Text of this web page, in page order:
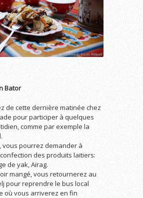
Bator
de cette dernière matinée chez
pour participer à quelques
comme par exemple la
vous pourrez demander à
des produits laitiers:
de yak, Aïrag.
mangé, vous retournerez au
pour reprendre le bus local
où vous arriverez en fin